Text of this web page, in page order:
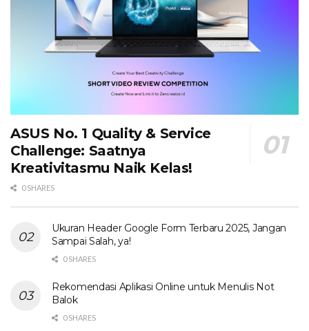
ASUS No. 1 Quality & Service
Challenge: Saatnya
Kreativitasmu Naik Kelas!
0 SHARES
Ukuran Header Google Form Terbaru 2025, Jangan
Sampai Salah, ya!
0 SHARES
Rekomendasi Aplikasi Online untuk Menulis Not
Balok
0 SHARES